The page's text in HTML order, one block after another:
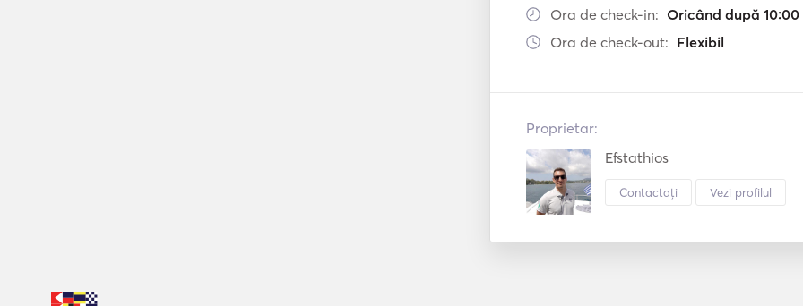
Ora de check-in: Oricând după 10:00
Ora de check-out: Flexibil
Proprietar:
Efstathios
Contactați Vezi profilul